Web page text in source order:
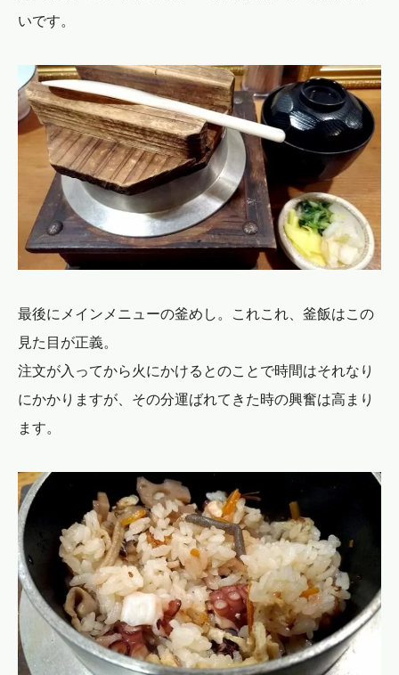
いです。
最後にメインメニューの釜めし。これこれ、釜飯はこの
見た目が正義。
注文が入ってから火にかけるとのことで時間はそれなり
にかかりますが、その分運ばれてきた時の興奮は高まり
ます。